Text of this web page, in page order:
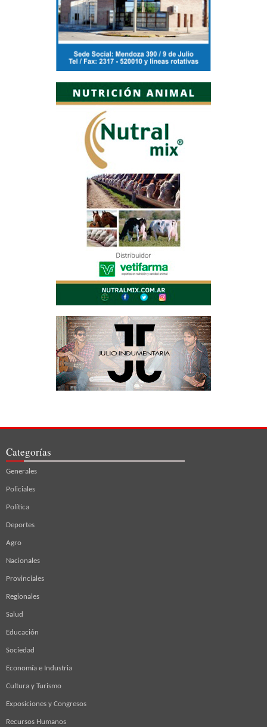
Categorías
Generales
Policiales
Política
Deportes
Agro
Nacionales
Provinciales
Regionales
Salud
Educación
Sociedad
Economía e Industria
Cultura y Turismo
Exposiciones y Congresos
Recursos Humanos